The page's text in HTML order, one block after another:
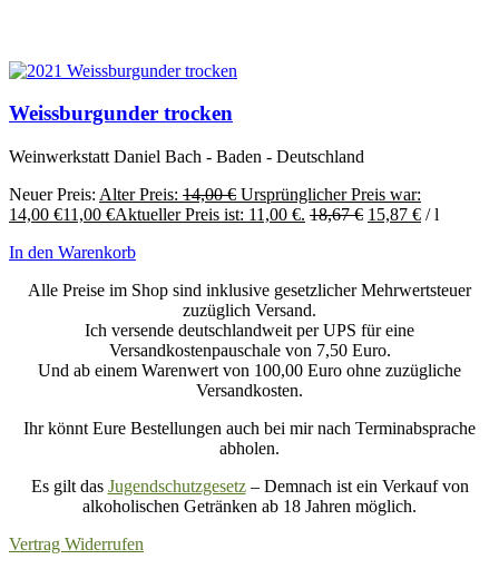
Weissburgunder trocken
Weinwerkstatt Daniel Bach - Baden - Deutschland
Neuer Preis: Alter Preis: 14,00€ Ursprünglicher Preis war:
14,00 €11,00 €Aktueller Preis ist: 11,00 €. 18,67€ 15,87 € /l
In den Warenkorb
Alle Preise im Shop sind inklusive gesetzlicher Mehrwertsteuer
zuzüglich Versand.
Ich versende deutschlandweit per UPS für eine
Versandkostenpauschale von 7,50 Euro.
Und ab einem Warenwert von 100,00 Euro ohne zuzügliche
Versandkosten.
Ihr könnt Eure Bestellungen auch bei mir nach Terminabsprache
abholen.
Es gilt das Jugendschutzgesetz– Demnach ist ein Verkauf von
alkoholischen Getränken ab 18 Jahren möglich.
Vertrag Widerrufen